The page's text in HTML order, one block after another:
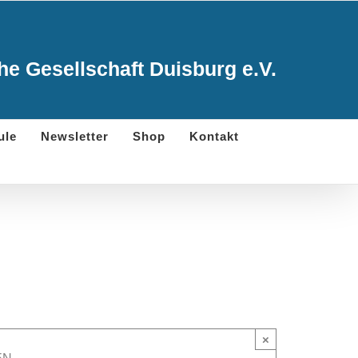
Gesellschaft Duisburg e.V.
Newsletter Shop Kontakt
×